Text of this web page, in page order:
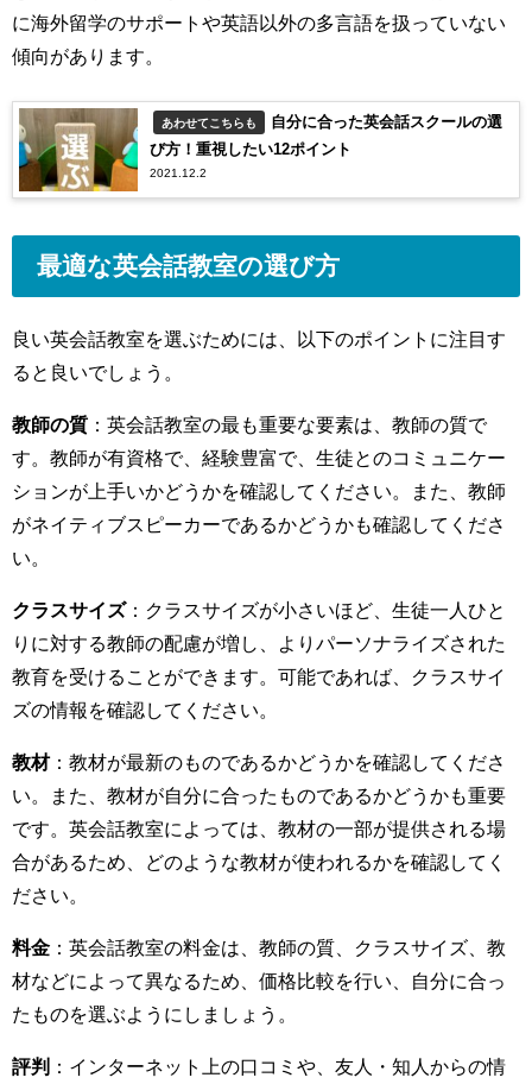
に海外留学のサポートや英語以外の多言語を扱っていない
傾向があります。
あわせてこちらも
自分に合った英会話スクールの選
び方！重視したい12ポイント
2021.12.2
最適な英会話教室の選び方
良い英会話教室を選ぶためには、以下のポイントに注目す
ると良いでしょう。
教師の質 ： 英会話教室の最も重要な要素は、教師の質で
す。教師が有資格で、経験豊富で、生徒とのコミュニケー
ションが上手いかどうかを確認してください。また、教師
がネイティブスピーカーであるかどうかも確認してくださ
い。
クラスサイズ： クラスサイズが小さいほど、生徒一人ひと
りに対する教師の配慮が増し、よりパーソナライズされた
教育を受けることができます。可能であれば、クラスサイ
ズの情報を確認してください。
教材： 教材が最新のものであるかどうかを確認してくださ
い。また、教材が自分に合ったものであるかどうかも重要
です。英会話教室によっては、教材の一部が提供される場
合があるため、どのような教材が使われるかを確認してく
ださい。
料金 ： 英会話教室の料金は、教師の質、クラスサイズ、教
材などによって異なるため、価格比較を行い、自分に合っ
たものを選ぶようにしましょう。
評判 ： インターネット上の口コミや、友人・知人からの情